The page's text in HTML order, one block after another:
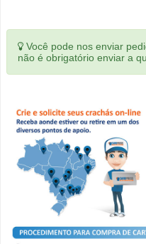
Você pode nos enviar
não é obrigatório enviar a